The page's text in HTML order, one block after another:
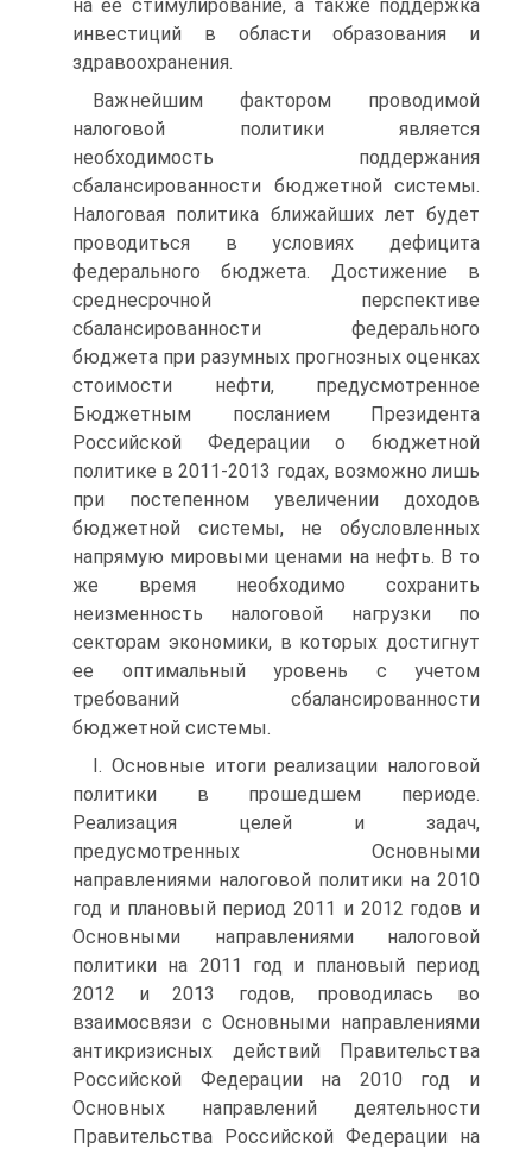
на её стимулирование, а также поддержка
инвестиций в области образования и
здравоохранения.
Важнейшим фактором проводимой
налоговой политики является
необходимость поддержания
сбалансированности бюджетной системы.
Налоговая политика ближайших лет будет
проводиться в условиях дефицита
федерального бюджета. Достижение в
среднесрочной перспективе
сбалансированности федерального
бюджета при разумных прогнозных оценках
стоимости нефти, предусмотренное
Бюджетным посланием Президента
Российской Федерации о бюджетной
политике в 2011-2013 годах, возможно лишь
при постепенном увеличении доходов
бюджетной системы, не обусловленных
напрямую мировыми ценами на нефть. В то
же время необходимо сохранить
неизменность налоговой нагрузки по
секторам экономики, в которых достигнут
ее оптимальный уровень с учетом
требований сбалансированности
бюджетной системы.
I. Основные итоги реализации налоговой
политики в прошедшем периоде.
Реализация целей и задач,
предусмотренных Основными
направлениями налоговой политики на 2010
год и плановый период 2011 и 2012 годов и
Основными направлениями налоговой
политики на 2011 год и плановый период
2012 и 2013 годов, проводилась во
взаимосвязи с Основными направлениями
антикризисных действий Правительства
Российской Федерации на 2010 год и
Основных направлений деятельности
Правительства Российской Федерации на